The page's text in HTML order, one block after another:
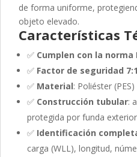
de forma uniforme,
objeto elevado.
Características
✅ Cumplen con la norma
✅ Factor de seguridad 7:1
✅ Material: Poliéster
✅ Construcción tubular:
protegida por funda exterior
✅ Identificación
carga (WLL), longitud,